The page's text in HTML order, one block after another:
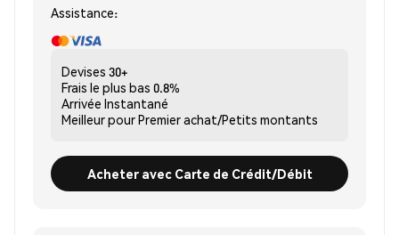
Assistance:
Devises 30+
Frais le plus bas 0.8%
Arrivée Instantané
Meilleur pourPremier achat/Petits montants
Acheter avec Carte de Crédit/Débit